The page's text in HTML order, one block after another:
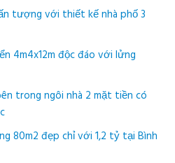
tượng với thiết kế nhà phố 3
4m4x12m độc đáo với lửng
trong ngôi nhà 2 mặt tiền có
80m2 đẹp chỉ với 1,2 tỷ tại Bình